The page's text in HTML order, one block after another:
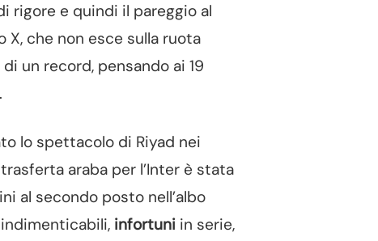
rigore e quindi il pareggio al
X, che non esce sulla ruota
un record, pensando ai 19
lo spettacolo di Riyad nei
araba per l’Inter è stata
al secondo posto nell’albo
infortuni in serie,